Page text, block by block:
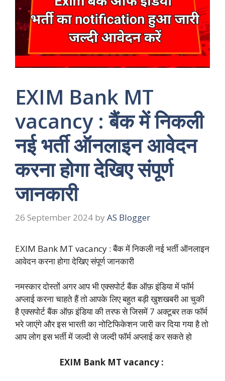
EXIM Bank MT
vacancy : बैंक में निकली
नई भर्ती ऑनलाइन आवेदन
करना होगा देखिए संपूर्ण
जानकारी
26 September 2024 by AS Blogger
EXIM Bank MT vacancy : बैंक में निकली नई भर्ती ऑनलाइन
आवेदन करना होगा देखिए संपूर्ण जानकारी
नमस्कार दोस्तों अगर आप भी एक्सपोर्ट बैंक ऑफ़ इंडिया में फॉर्म
अप्लाई करना चाहते हैं तो आपके लिए बहुत बड़ी खुशखबरी आ चुकी
है एक्सपोर्ट बैंक ऑफ़ इंडिया की तरफ से जिसमें 7 अक्टूबर तक फॉर्म
भरे जाएंगे और इस भारती का नोटिफिकेशन जारी कर दिया गया है तो
आप लोग इस भर्ती में जल्दी से जल्दी फॉर्म अप्लाई कर सकते हो
EXIM Bank MT vacancy :